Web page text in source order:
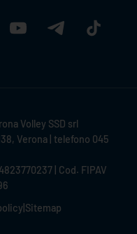
Volley SSD srl
Verona | telefono 045
| Cod. FIPAV
Sitemap